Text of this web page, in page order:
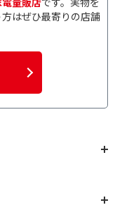
はぜひ最寄りの店舗